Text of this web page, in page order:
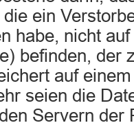
ein
habe, nicht
befinden, der
auf
seien die
Servern der